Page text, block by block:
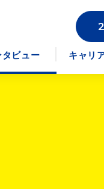
タビュー キャリ